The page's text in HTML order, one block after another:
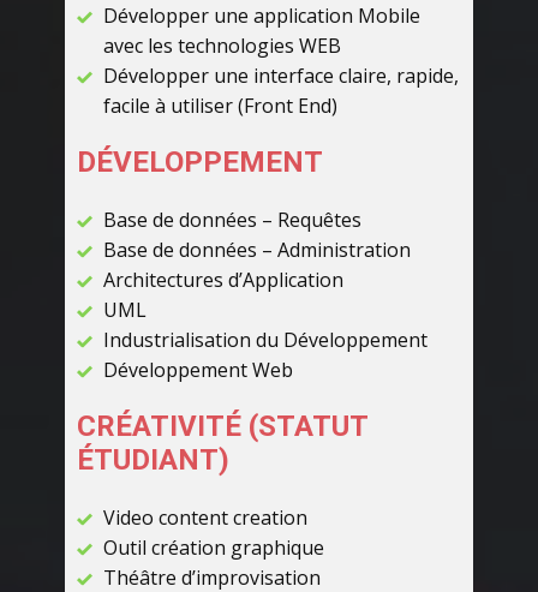
Développer une application Mobile
avec les technologies WEB
Développer une interface claire, rapide,
facile à utiliser (Front End)
DÉVELOPPEMENT
Base de données – Requêtes
Base de données – Administration
Architectures d’Application
UML
Industrialisation du Développement
Développement Web
CRÉATIVITÉ (STATUT
ÉTUDIANT)
Video content creation
Outil création graphique
Théâtre d’improvisation